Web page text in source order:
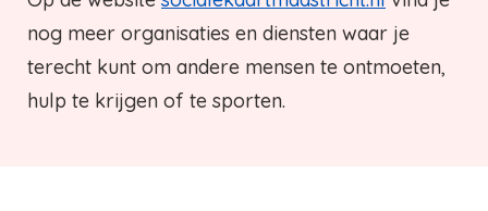
nog meer organisaties en diensten waar je
terecht kunt om andere mensen te ontmoeten,
hulp te krijgen of te sporten.